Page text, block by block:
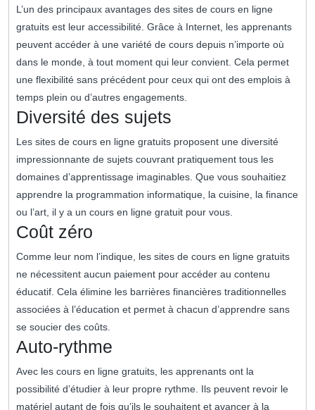
L’un des principaux avantages des sites de cours en ligne
gratuits est leur accessibilité. Grâce à Internet, les apprenants
peuvent accéder à une variété de cours depuis n’importe où
dans le monde, à tout moment qui leur convient. Cela permet
une flexibilité sans précédent pour ceux qui ont des emplois à
temps plein ou d’autres engagements.
Diversité des sujets
Les sites de cours en ligne gratuits proposent une diversité
impressionnante de sujets couvrant pratiquement tous les
domaines d’apprentissage imaginables. Que vous souhaitiez
apprendre la programmation informatique, la cuisine, la finance
ou l’art, il y a un cours en ligne gratuit pour vous.
Coût zéro
Comme leur nom l’indique, les sites de cours en ligne gratuits
ne nécessitent aucun paiement pour accéder au contenu
éducatif. Cela élimine les barrières financières traditionnelles
associées à l’éducation et permet à chacun d’apprendre sans
se soucier des coûts.
Auto-rythme
Avec les cours en ligne gratuits, les apprenants ont la
possibilité d’étudier à leur propre rythme. Ils peuvent revoir le
matériel autant de fois qu’ils le souhaitent et avancer à la